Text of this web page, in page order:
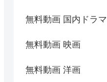
無料動画 国内ドラマ
無料動画 映画
無料動画 洋画